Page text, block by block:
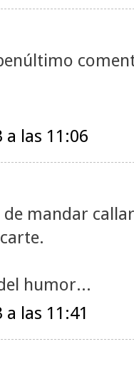
a las 11:06
mandar
humor...
las 11:41